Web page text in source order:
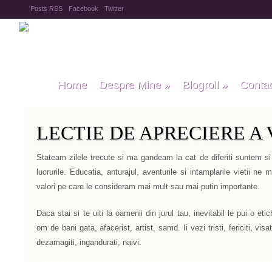
Posts RSS Facebook Twitter
Home Despre Mine» Blogroll »
LECTIE DE APRECIERE A
Stateam zilele trecute si ma gandeam la cat de diferiti suntem
lucrurile. Educatia, anturajul, aventurile si intamplarile vietii ne
valori pe care le consideram mai mult sau mai putin importante.
Daca stai si te uiti la oamenii din jurul tau, inevitabil le pui o
om de bani gata, afacerist, artist, samd. Ii vezi tristi, fericiti,
dezamagiti, ingandurati, naivi.